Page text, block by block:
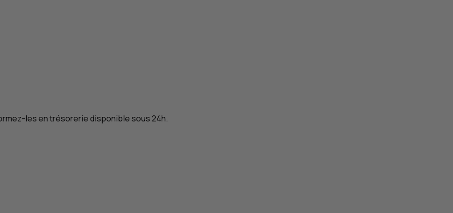
les en trésorerie disponible sous 24h.